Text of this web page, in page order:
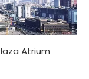
Atrium